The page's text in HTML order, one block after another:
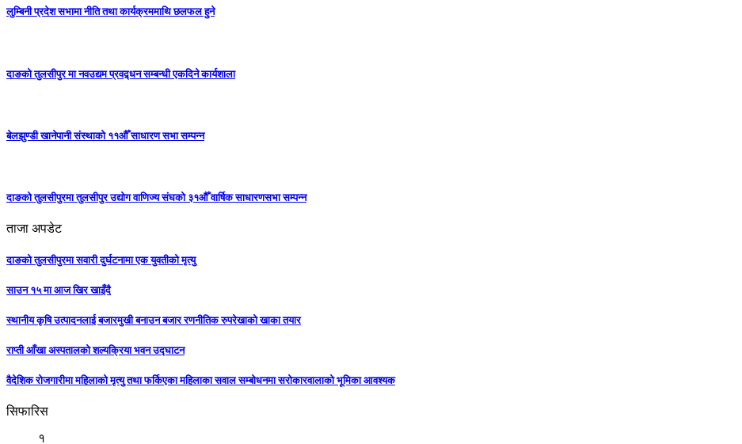
लुम्बिनी प्रदेश सभामा नीति तथा कार्यक्रममाथि छलफल हुने
दाङको तुलसीपुर मा नवउद्यम प्रवद्र्धन सम्बन्धी एकदिने कार्यशाला
बेलझुण्डी खानेपानी संस्थाको ११औँ साधारण सभा सम्पन्न
दाङको तुलसीपुरमा तुलसीपुर उद्योग वाणिज्य संघको ३१औँ वार्षिक साधारणसभा सम्पन्न
ताजा अपडेट
दाङको तुलसीपुरमा सवारी दुर्घटनामा एक युवतीको मृत्यु
साउन १५ मा आज खिर खाइँदै
स्थानीय कृषि उत्पादनलाई बजारमुखी बनाउन बजार रणनीतिक रुपरेखाको खाका तयार
राप्ती आँखा अस्पतालको शल्यक्रिया भवन उद्घाटन
वैदेशिक रोजगारीमा महिलाको मृत्यु तथा फर्किएका महिलाका सवाल सम्बोधनमा सरोकारवालाको भूमिका आवश्यक
सिफारिस
१